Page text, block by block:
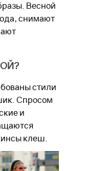
Весной
снимают
стили
Спросом
и
клеш.